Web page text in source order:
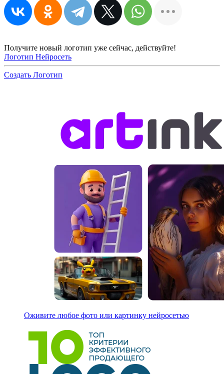
Получите новый логотип уже сейчас, действуйте!
Логотип Нейросеть
Создать Логотип
Оживите любое фото или картинку нейросетью